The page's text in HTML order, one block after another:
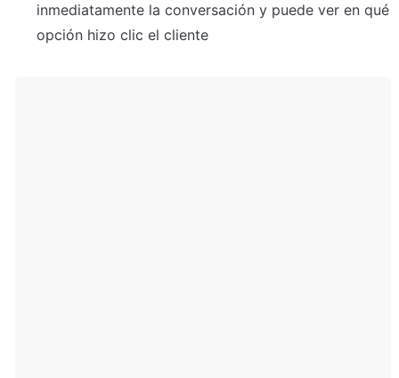
inmediatamente la conversación y puede ver en qué
opción hizo clic el cliente